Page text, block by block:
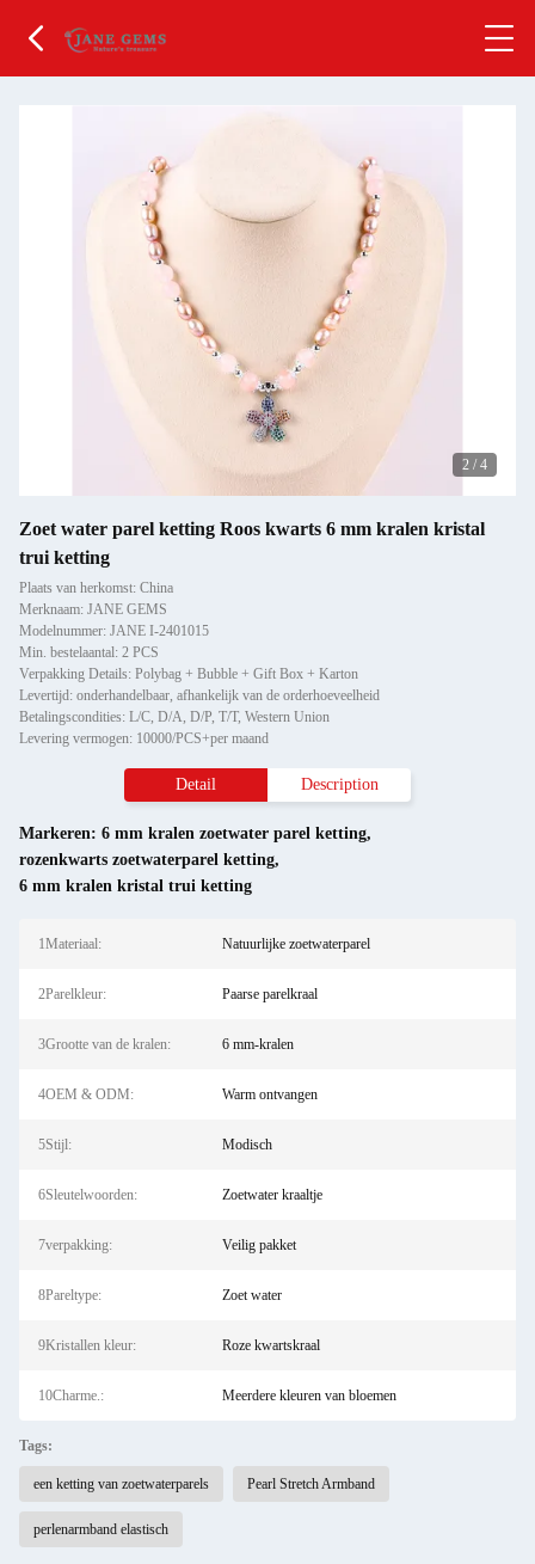
2 / 4
Zoet water parel ketting Roos kwarts 6 mm kralen kristal
trui ketting
Plaats van herkomst: China
Merknaam: JANE GEMS
Modelnummer: JANE I-2401015
Min. bestelaantal: 2 PCS
Verpakking Details: Polybag + Bubble + Gift Box + Karton
Levertijd: onderhandelbaar, afhankelijk van de orderhoeveelheid
Betalingscondities: L/C, D/A, D/P, T/T, Western Union
Levering vermogen: 10000/PCS+per maand
Detail Description
Markeren: 6 mm kralen zoetwater parel ketting,
rozenkwarts zoetwaterparel ketting,
6 mm kralen kristal trui ketting
1Materiaal: Natuurlijke zoetwaterparel
2Parelkleur: Paarse parelkraal
3Grootte van de kralen: 6 mm-kralen
4OEM & ODM: Warm ontvangen
5Stijl: Modisch
6Sleutelwoorden: Zoetwater kraaltje
7verpakking: Veilig pakket
8Pareltype: Zoet water
9Kristallen kleur: Roze kwartskraal
10Charme.: Meerdere kleuren van bloemen
Tags:
een ketting van zoetwaterparels Pearl Stretch Armband
perlenarmband elastisch